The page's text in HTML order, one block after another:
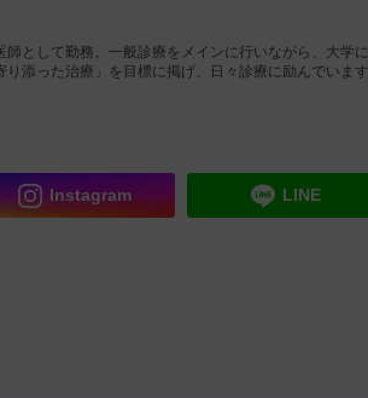
として勤務。一般診療をメインに行いながら、大学
添った治療」を目標に掲げ、日々診療に励んでいます
Instagram LINE